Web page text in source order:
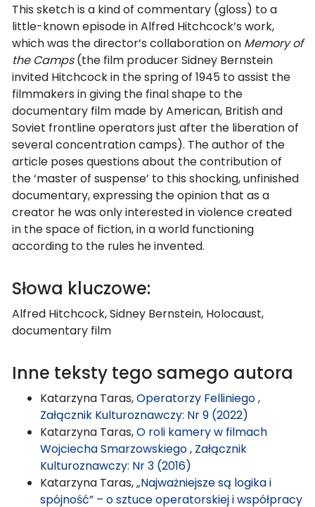
This sketch is a kind of commentary (gloss) to a
little-known episode in Alfred Hitchcock’s work,
which was the director’s collaboration on Memory of
the Camps(the film producer Sidney Bernstein
invited Hitchcock in the spring of 1945 to assist the
filmmakers in giving the final shape to the
documentary film made by American, British and
Soviet frontline operators just after the liberation of
several concentration camps). The author of the
article poses questions about the contribution of
the ‘master of suspense’ to this shocking, unfinished
documentary, expressing the opinion that as a
creator he was only interested in violence created
in the space of fiction, in a world functioning
according to the rules he invented.
Słowa kluczowe:
Alfred Hitchcock, Sidney Bernstein, Holocaust,
documentary film
Inne teksty tego samego autora
Katarzyna Taras,Operatorzy Felliniego,
Załącznik Kulturoznawczy: Nr 9 (2022)
Katarzyna Taras,O roli kamery w filmach
Wojciecha Smarzowskiego, Załącznik
Kulturoznawczy: Nr 3 (2016)
Katarzyna Taras,„Najważniejsze są logika i
spójność” – o sztuce operatorskiej i współpracy